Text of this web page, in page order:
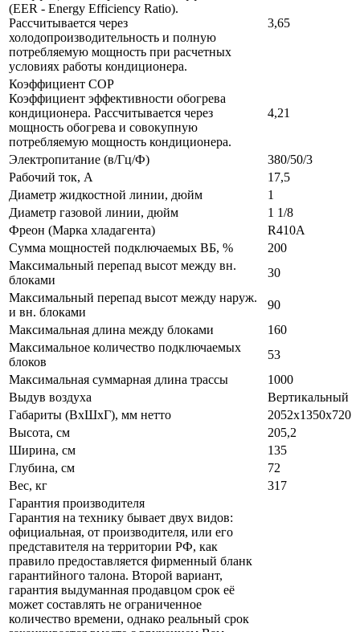
(EER - Energy Efficiency Ratio).
Рассчитывается через
холодопроизводительность и полную
потребляемую мощность при расчетных
условиях работы кондиционера.
3,65
Коэффициент COP
Коэффициент эффективности обогрева
кондиционера. Рассчитывается через
мощность обогрева и совокупную
потребляемую мощность кондиционера.
4,21
Электропитание (в/Гц/Ф)
380/50/3
Рабочий ток, А
17,5
Диаметр жидкостной линии, дюйм
1
Диаметр газовой линии, дюйм
1 1/8
Фреон (Марка хладагента)
R410A
Сумма мощностей подключаемых ВБ, %
200
Максимальный перепад высот между вн.
блоками
30
Максимальный перепад высот между наруж.
и вн. блоками
90
Максимальная длина между блоками
160
Максимальное количество подключаемых
блоков
53
Максимальная суммарная длина трассы
1000
Выдув воздуха
Вертикальный
Габариты (ВxШxГ), мм нетто
2052х1350х720
Высота, см
205,2
Ширина, см
135
Глубина, см
72
Вес, кг
317
Гарантия производителя
Гарантия на технику бывает двух видов:
официальная, от производителя, или его
представителя на территории РФ, как
правило предоставляется фирменный бланк
гарантийного талона. Второй вариант,
гарантия выдуманная продавцом срок её
может составлять не ограниченное
количество времени, однако реальный срок